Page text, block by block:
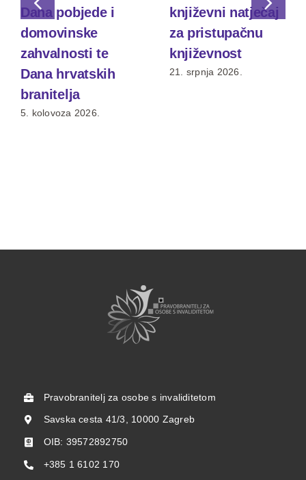
Dana pobjede i
domovinske
zahvalnosti te
Dana hrvatskih
branitelja
5. kolovoza 2026.
književni natječaj
za pristupačnu
književnost
21. srpnja 2026.
Pravobranitelj za osobe s invaliditetom
Savska cesta 41/3, 10000 Zagreb
OIB: 39572892750
+385 1 6102 170